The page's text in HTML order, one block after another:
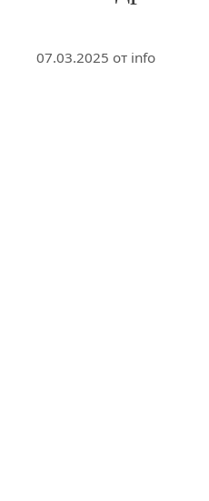
07.03.2025 от info